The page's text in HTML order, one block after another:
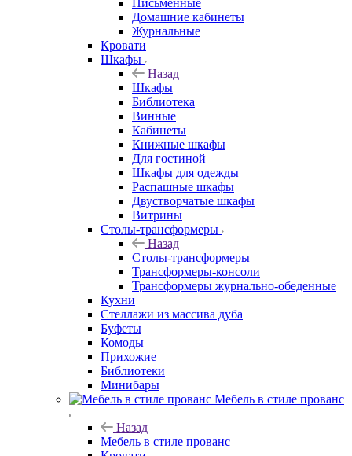
Письменные
Домашние кабинеты
Журнальные
Кровати
Шкафы
Назад
Шкафы
Библиотека
Винные
Кабинеты
Книжные шкафы
Для гостиной
Шкафы для одежды
Распашные шкафы
Двустворчатые шкафы
Витрины
Столы-трансформеры
Назад
Столы-трансформеры
Трансформеры-консоли
Трансформеры журнально-обеденные
Кухни
Стеллажи из массива дуба
Буфеты
Комоды
Прихожие
Библиотеки
Минибары
Мебель в стиле прованс
Назад
Мебель в стиле прованс